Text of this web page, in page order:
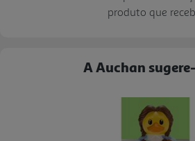
produto que
A Auchan